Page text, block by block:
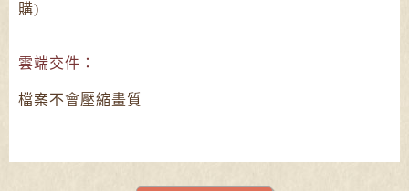
購)
雲端交件：
檔案不會壓縮畫質